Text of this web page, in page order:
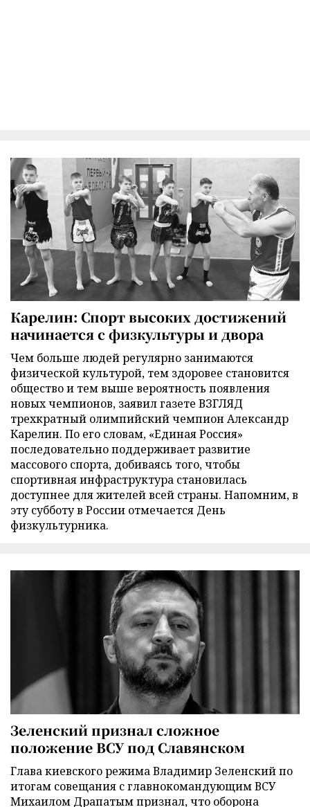
Карелин: Спорт высоких достижений
начинается с физкультуры и двора
Чем больше людей регулярно занимаются
физической культурой, тем здоровее становится
общество и тем выше вероятность появления
новых чемпионов, заявил газете ВЗГЛЯД
трехкратный олимпийский чемпион Александр
Карелин. По его словам, «Единая Россия»
последовательно поддерживает развитие
массового спорта, добиваясь того, чтобы
спортивная инфраструктура становилась
доступнее для жителей всей страны. Напомним, в
эту субботу в России отмечается День
физкультурника.
Зеленский признал сложное
положение ВСУ под Славянском
Глава киевского режима Владимир Зеленский по
итогам совещания с главнокомандующим ВСУ
Михаилом Драпатым признал, что оборона